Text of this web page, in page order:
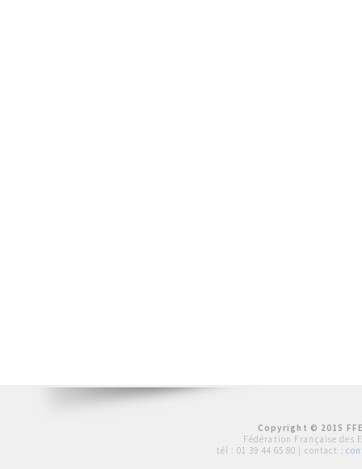
Copyright © 2015
Fédération Française des
tél : 01 39 44 65 80 | contact :